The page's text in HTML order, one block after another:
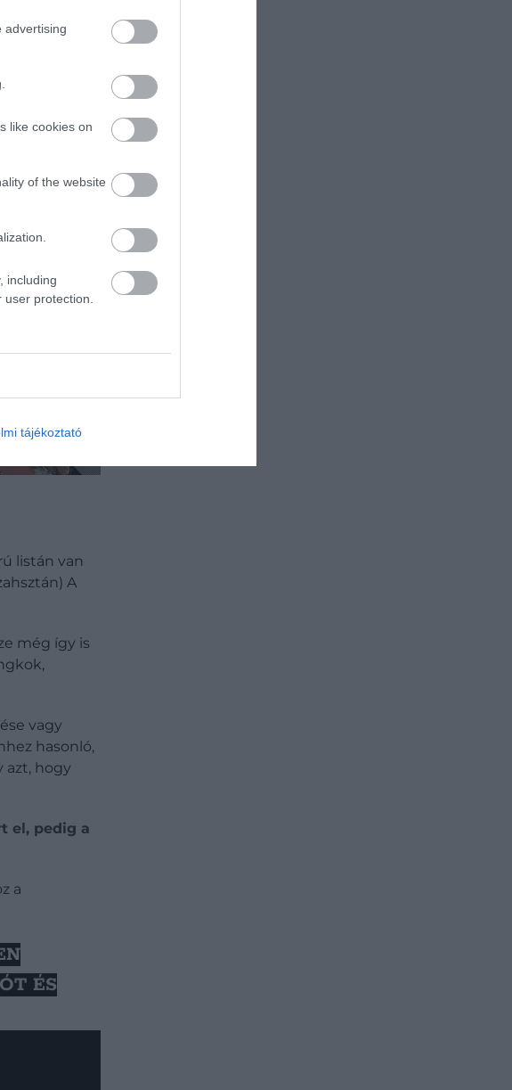
advertising
like cookies on
of the website
including
protection.
tájékoztató
Abidjan,
listán van
A
még így is
vagy
hasonló,
azt, hogy
el, pedig a
a
ÉS